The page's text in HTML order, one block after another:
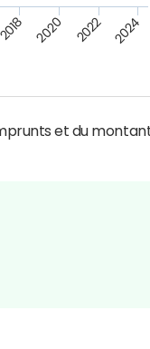
2018 2020 2022 2024
et du